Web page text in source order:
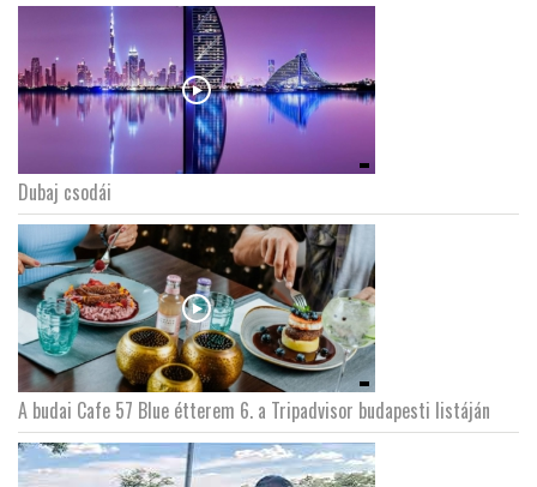
Dubaj csodái
A budai Cafe 57 Blue étterem 6. a Tripadvisor budapesti listáján